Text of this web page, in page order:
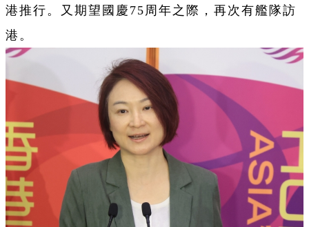
港推行。又期望國慶75周年之際，再次有艦隊訪
港。